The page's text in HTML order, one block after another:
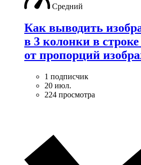
Средний
Как выводить
в 3 колонки в
от пропорций
1 подписчик
20 июл.
224 просмотра